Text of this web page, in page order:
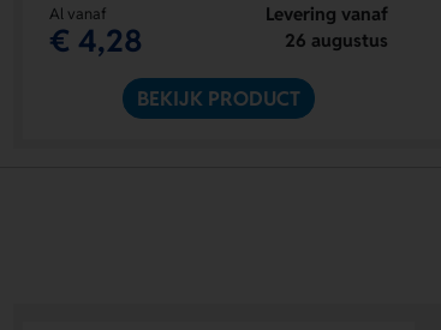
Al vanaf
€ 4,28
Levering vanaf
26 augustus
BEKIJK PRODUCT